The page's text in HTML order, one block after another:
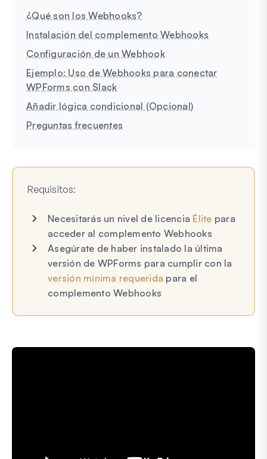
¿Qué son los Webhooks?
Instalación del complemento Webhooks
Configuración de un Webhook
Ejemplo: Uso de Webhooks para conectar
WPForms con Slack
Añadir lógica condicional (Opcional)
Preguntas frecuentes
Requisitos:
Necesitarás un nivel de licencia Élite para
acceder al complemento Webhooks
Asegúrate de haber instalado la última
versión de WPForms para cumplir con la
versión mínima requerida para el
complemento Webhooks